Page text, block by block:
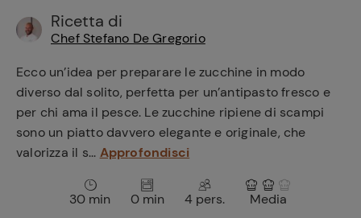
Ricetta di
Chef Stefano De Gregorio
Ecco un’idea per preparare le zucchine in modo
diverso dal solito, perfetta per un’antipasto fresco e
per chi ama il pesce. Le zucchine ripiene di scampi
sono un piatto davvero elegante e originale, che
valorizza il s... Approfondisci
30 min 0 min 4 pers. Media